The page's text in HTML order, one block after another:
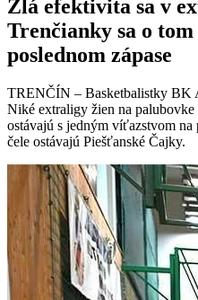
Zlá efektivita sa v
Trenčianky sa o
poslednom zápase
TRENČÍN – Basketbalistky BK
Niké extraligy žien na
ostávajú s jedným víťazstvom
čele ostávajú Piešťanské Čajky.